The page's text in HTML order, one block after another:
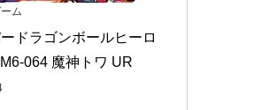
ム
ドラゴンボールヒーロ
064 魔神トワ UR